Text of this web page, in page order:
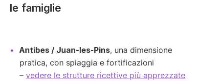
le famiglie
Antibes / Juan-les-Pins, una dimensione
pratica, con spiaggia e fortificazioni
– vedere le strutture ricettive più apprezzate